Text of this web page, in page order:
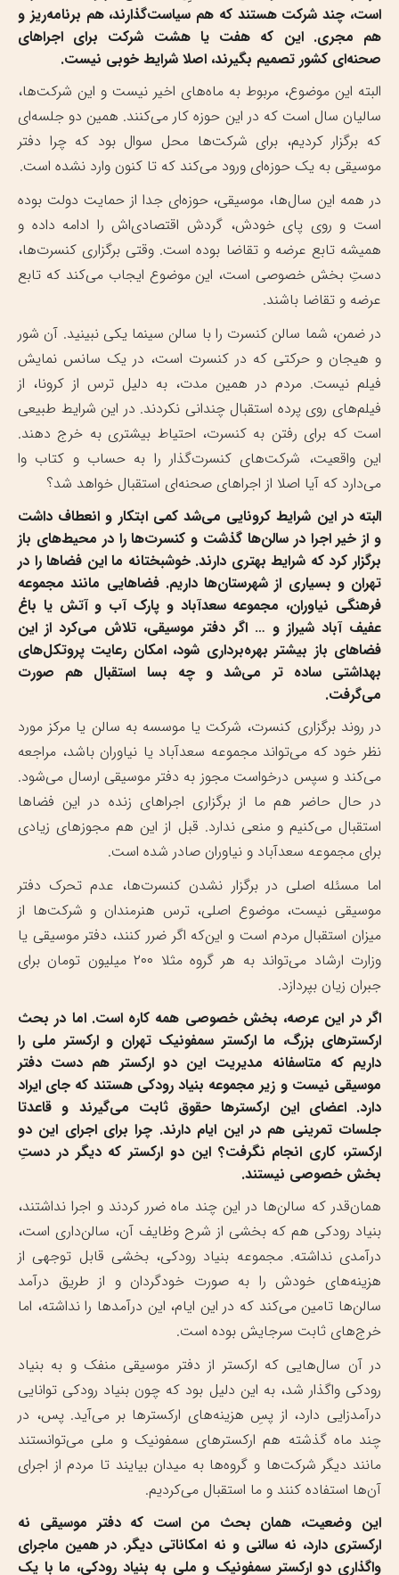
است، چند شرکت هستند که هم سیاست‌گذارند، هم برنامه‌ریز و
هم مجری. این که هفت یا هشت شرکت برای اجراهای
صحنه‌ای کشور تصمیم بگیرند، اصلا شرایط خوبی نیست.
البته این موضوع، مربوط به ماه‌های اخیر نیست و این شرکت‌ها،
سالیان سال است که در این حوزه کار می‌کنند. همین دو جلسه‌ای
که برگزار کردیم، برای شرکت‌ها محل سوال بود که چرا دفتر
موسیقی به یک حوزه‌ای ورود می‌کند که تا کنون وارد نشده است.
در همه این سال‌ها، موسیقی، حوزه‌ای جدا از حمایت دولت بوده
است و روی پای خودش، گردش اقتصادی‌اش را ادامه داده و
همیشه تابع عرضه و تقاضا بوده است. وقتی برگزاری کنسرت‌ها،
دستِ بخش خصوصی است، این موضوع ایجاب می‌کند که تابع
عرضه و تقاضا باشند.
در ضمن، شما سالن کنسرت را با سالن سینما یکی نبینید. آن شور
و هیجان و حرکتی که در کنسرت است، در یک سانس نمایش
فیلم نیست. مردم در همین مدت، به دلیل ترس از کرونا، از
فیلم‌های روی پرده استقبال چندانی نکردند. در این شرایط طبیعی
است که برای رفتن به کنسرت، احتیاط بیشتری به خرج دهند.
این واقعیت، شرکت‌های کنسرت‌گذار را به حساب و کتاب وا
می‌دارد که آیا اصلا از اجراهای صحنه‌ای استقبال خواهد شد؟
البته در این شرایط کرونایی می‌شد کمی ابتکار و انعطاف داشت
و از خیر اجرا در سالن‌ها گذشت و کنسرت‌ها را در محیط‌های باز
برگزار کرد که شرایط بهتری دارند. خوشبختانه ما این فضاها را در
تهران و بسیاری از شهرستان‌ها داریم. فضاهایی مانند مجموعه
فرهنگی نیاوران، مجموعه سعدآباد و پارک آب و آتش یا باغ
عفیف آباد شیراز و … اگر دفتر موسیقی، تلاش می‌کرد از این
فضاهای باز بیشتر بهره‌برداری شود، امکان رعایت پروتکل‌های
بهداشتی ساده تر می‌شد و چه بسا استقبال هم صورت
می‌گرفت.
در روند برگزاری کنسرت، شرکت یا موسسه به سالن یا مرکز مورد
نظر خود که می‌تواند مجموعه سعدآباد یا نیاوران باشد، مراجعه
می‌کند و سپس درخواست مجوز به دفتر موسیقی ارسال می‌شود.
در حال حاضر هم ما از برگزاری اجراهای زنده در این فضاها
استقبال می‌کنیم و منعی ندارد. قبل از این هم مجوزهای زیادی
برای مجموعه سعدآباد و نیاوران صادر شده است.
اما مسئله اصلی در برگزار نشدن کنسرت‌ها، عدم تحرک دفتر
موسیقی نیست، موضوع اصلی، ترس هنرمندان و شرکت‌ها از
میزان استقبال مردم است و این‌که اگر ضرر کنند، دفتر موسیقی یا
وزارت ارشاد می‌تواند به هر گروه مثلا ۲۰۰ میلیون تومان برای
جبران زیان بپردازد.
اگر در این عرصه، بخش خصوصی همه کاره است. اما در بحث
ارکسترهای بزرگ، ما ارکستر سمفونیک تهران و ارکستر ملی را
داریم که متاسفانه مدیریت این دو ارکستر هم دست دفتر
موسیقی نیست و زیر مجموعه بنیاد رودکی هستند که جای ایراد
دارد. اعضای این ارکسترها حقوق ثابت می‌گیرند و قاعدتا
جلسات تمرینی هم در این ایام دارند. چرا برای اجرای این دو
ارکستر، کاری انجام نگرفت؟ این دو ارکستر که دیگر در دستِ
بخش خصوصی نیستند.
همان‌قدر که سالن‌ها در این چند ماه ضرر کردند و اجرا نداشتند،
بنیاد رودکی هم که بخشی از شرح وظایف آن، سالن‌داری است،
درآمدی نداشته‌. مجموعه بنیاد رودکی، بخشی قابل توجهی از
هزینه‌های خودش را به صورت خودگردان و از طریق درآمد
سالن‌ها تامین می‌کند که در این ایام، این درآمدها را نداشته، اما
خرج‌های ثابت سرجایش بوده است.
در آن سال‌هایی که ارکستر از دفتر موسیقی منفک و به بنیاد
رودکی واگذار شد، به این دلیل بود که چون بنیاد رودکی توانایی
درآمدزایی دارد، از پسِ هزینه‌های ارکسترها بر می‌آید. پس، در
چند ماه گذشته هم ارکسترهای سمفونیک و ملی می‌توانستند
مانند دیگر شرکت‌ها و گروه‌ها به میدان بیایند تا مردم از اجرای
آن‌ها استفاده کنند و ما استقبال می‌کردیم.
این وضعیت، همان بحث من است که دفتر موسیقی نه
ارکستری دارد، نه سالنی و نه امکاناتی دیگر. در همین ماجرای
واگذاری دو ارکستر سمفونیک و ملی به بنیاد رودکی، ما با یک